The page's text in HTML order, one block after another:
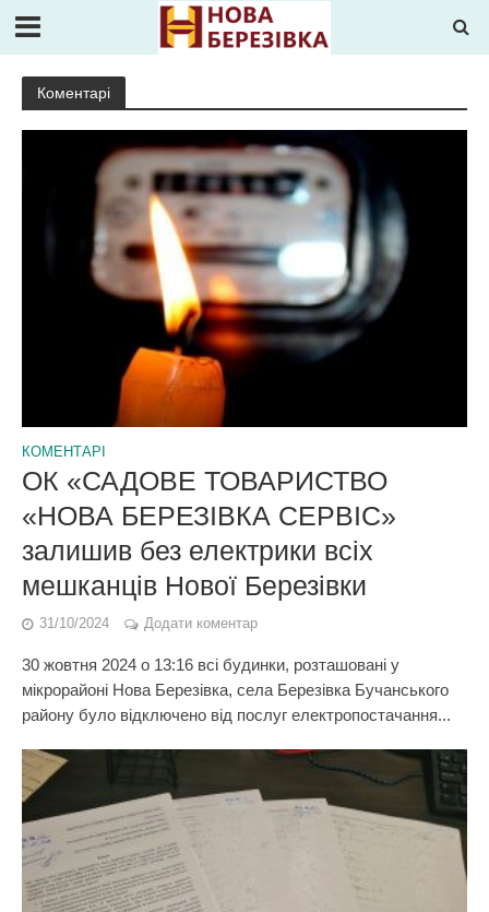
Коментарі
КОМЕНТАРІ
ОК «САДОВЕ ТОВАРИСТВО
«НОВА БЕРЕЗІВКА СЕРВІС»
залишив без електрики всіх
мешканців Нової Березівки
31/10/2024 Додати коментар
30 жовтня 2024 о 13:16 всі будинки, розташовані у
мікрорайоні Нова Березівка, села Березівка Бучанського
району було відключено від послуг електропостачання...